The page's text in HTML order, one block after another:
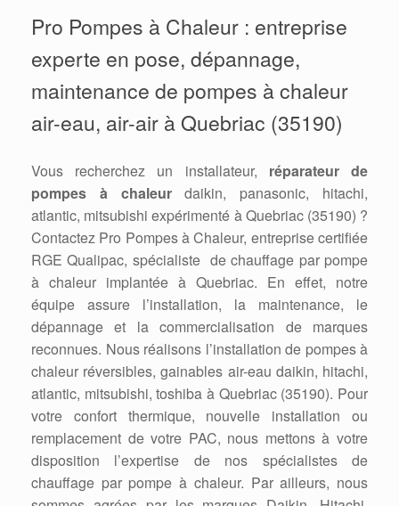
Pro Pompes à Chaleur : entreprise
experte en pose, dépannage,
maintenance de pompes à chaleur
air-eau, air-air à Quebriac (35190)
Vous recherchez un installateur, réparateur de
pompes à chaleurdaikin, panasonic, hitachi,
atlantic, mitsubishi expérimenté à Quebriac (35190) ?
Contactez Pro Pompes à Chaleur, entreprise certifiée
RGE Qualipac, spécialiste de chauffage par pompe
à chaleur implantée à Quebriac. En effet, notre
équipe assure l’installation, la maintenance, le
dépannage et la commercialisation de marques
reconnues. Nous réalisons l’installation de pompes à
chaleur réversibles, gainables air-eau daikin, hitachi,
atlantic, mitsubishi, toshiba à Quebriac (35190). Pour
votre confort thermique, nouvelle installation ou
remplacement de votre PAC, nous mettons à votre
disposition l’expertise de nos spécialistes de
chauffage par pompe à chaleur. Par ailleurs, nous